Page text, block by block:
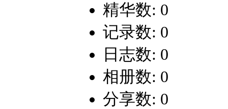
精华数: 0
记录数: 0
日志数: 0
相册数: 0
分享数: 0